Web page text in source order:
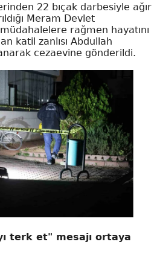
22 bıçak darbesiyle ağır
Meram Devlet
rağmen hayatını
katil zanlısı Abdullah
cezaevine gönderildi.
terk et" mesajı ortaya